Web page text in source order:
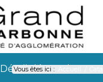
Détail démarche
Vous êtes ici :